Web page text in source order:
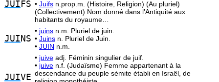
JUI FS • Juifs n.prop.m. (Histoire, Religion) (Au pluriel)
(Collectivement) Nom donné dans l’Antiquité aux
habitants du royaume…
JUI NS
• juins n.m. Pluriel de juin.
• Juins n. Pluriel de Juin.
• JUIN n.m.
JUIVE
• juive adj. Féminin singulier de juif.
• juive n.f. (Judaïsme) Femme appartenant à la
descendance du peuple sémite établi en Israël, de